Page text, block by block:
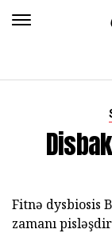
Fitnə dysbiosis
zamanı